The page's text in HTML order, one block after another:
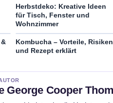
Herbstdeko: Kreative Ideen
für Tisch, Fenster und
Wohnzimmer
Kombucha – Vorteile, Risiken
und Rezept erklärt
George Cooper